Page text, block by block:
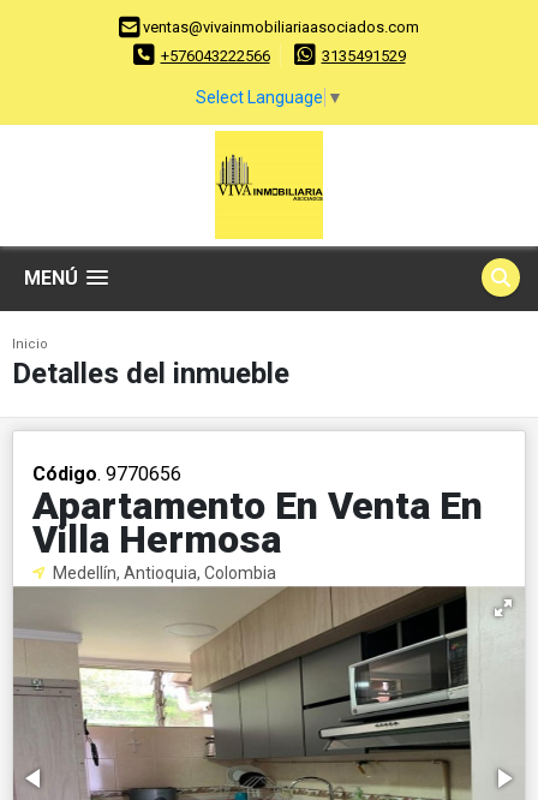
ventas@vivainmobiliariaasociados.com
+576043222566
3135491529
Select Language ▼
MENÚ
Inicio
Detalles del inmueble
Código. 9770656
Apartamento En Venta En
Villa Hermosa
Medellín, Antioquia, Colombia